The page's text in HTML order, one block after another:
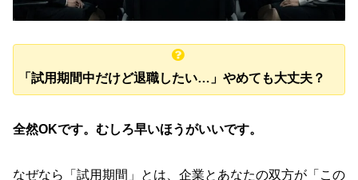
「試用期間中だけど退職したい…」やめても大丈夫？
全然OKです。むしろ早いほうがいいです。
なぜなら「試用期間」とは、企業とあなたの双方が「この